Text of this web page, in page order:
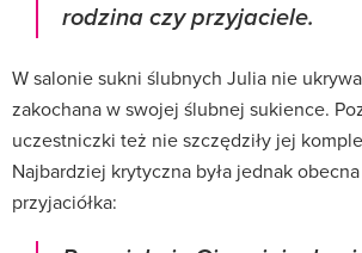
rodzina czy przyjaciele.
W salonie sukni ślubnych Julia nie
zakochana w swojej ślubnej sukience.
uczestniczki też nie szczędziły jej
Najbardziej krytyczna była jednak
przyjaciółka: